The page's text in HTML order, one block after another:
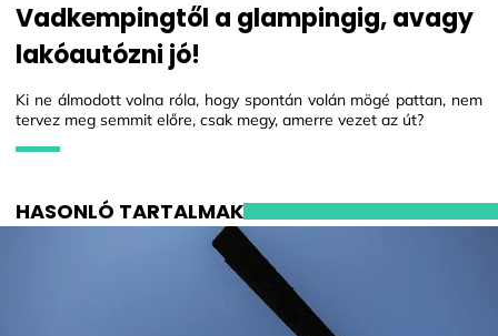
Vadkempingtől a glampingig, avagy
lakóautózni jó!
Ki ne álmodott volna róla, hogy spontán volán mögé pattan, nem
tervez meg semmit előre, csak megy, amerre vezet az út?
HASONLÓ TARTALMAK